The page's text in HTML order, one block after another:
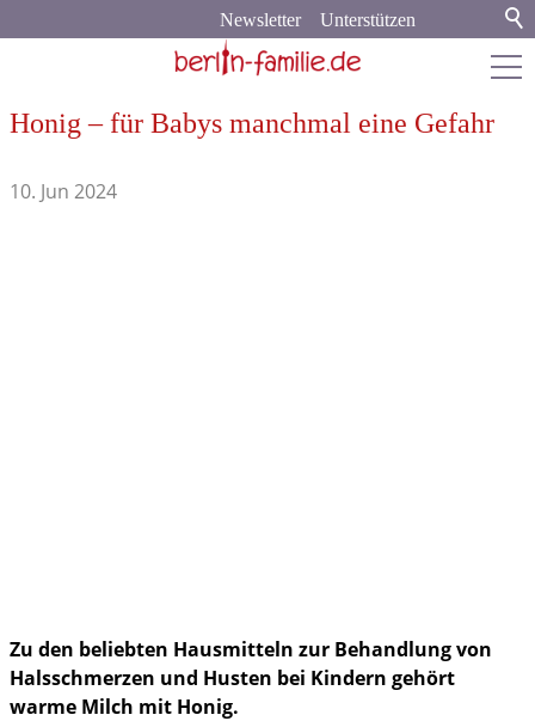
Unterstützen
Newsletter
berlin-familie.de
Stadt & Land
im Notfall
Honig – für Babys manchmal eine Gefahr
10. Jun 2024
Zu den beliebten Hausmitteln zur Behandlung von
Halsschmerzen und Husten bei Kindern gehört
warme Milch mit Honig.